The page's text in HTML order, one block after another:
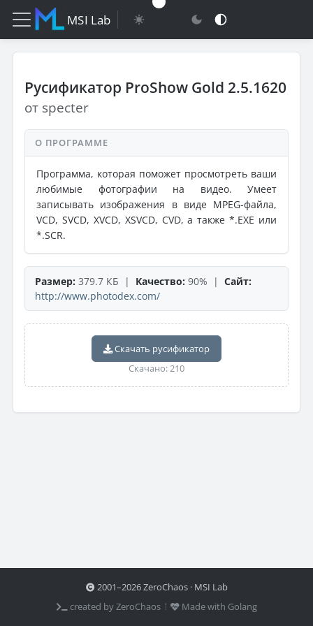
MSI Lab
Русификатор ProShow Gold 2.5.1620
от specter
О ПРОГРАММЕ
Программа, которая поможет просмотреть ваши
любимые фотографии на видео. Умеет
записывать изображения в виде MPEG-файла,
VCD, SVCD, XVCD, XSVCD, CVD, а также *.EXE или
*.SCR.
Размер: 379.7 КБ | Качество: 90% | Сайт:
http://www.photodex.com/
Скачать русификатор
Скачано: 210
2001–2026 ZeroChaos · MSI Lab
created by ZeroChaos ⦙
Made with Golang